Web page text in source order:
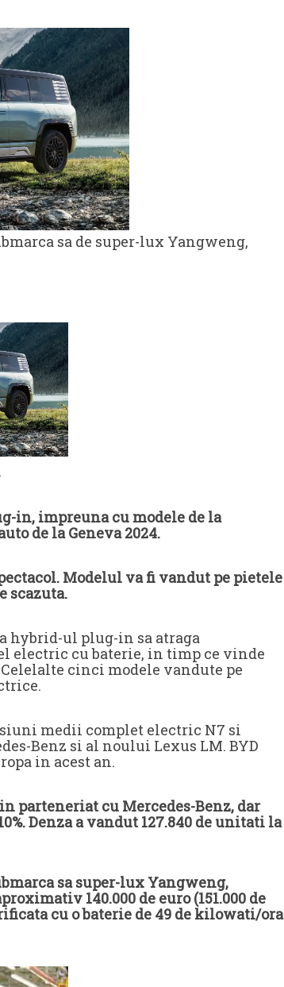
sa de super-lux Yangweng,
in, impreuna cu modele de la
de la Geneva 2024.
Modelul va fi vandut pe pietele
scazuta.
hybrid-ul plug-in sa atraga
electric cu baterie, in timp ce vinde
cinci modele vandute pe
medii complet electric N7 si
Benz si al noului Lexus LM. BYD
in acest an.
parteneriat cu Mercedes-Benz, dar
Denza a vandut 127.840 de unitati la
sa super-lux Yangweng,
140.000 de euro (151.000 de
cu o baterie de 49 de kilowati/ora